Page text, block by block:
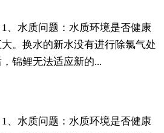
、水质问题：水质环境是否健康
。换水的新水没有进行除氯气处
锦鲤无法适应新的...
、水质问题：水质环境是否健康